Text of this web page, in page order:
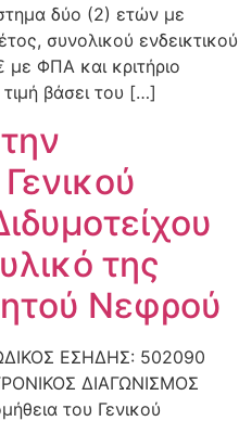
δύο (2) ετών με
συνολικού ενδεικτικού
ΦΠΑ και κριτήριο
βάσει του […]
της
Νεφρού
ΕΣΗΔΗΣ: 502090
ΔΙΑΓΩΝΙΣΜΟΣ
του Γενικού